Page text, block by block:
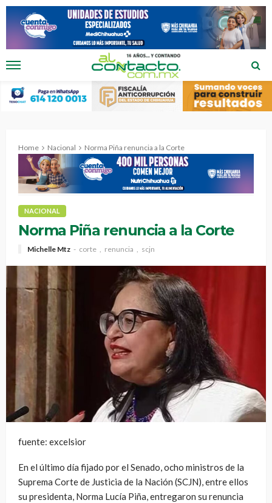
Home Nacional Norma Piña renuncia a la Corte
NACIONAL
Norma Piña renuncia a la Corte
Michelle Mtz corte renuncia scjn
fuente: excelsior
En el último día fijado por el Senado, ocho ministros de la
Suprema Corte de Justicia de la Nación (SCJN), entre ellos
su presidenta, Norma Lucía Piña, entregaron su renuncia